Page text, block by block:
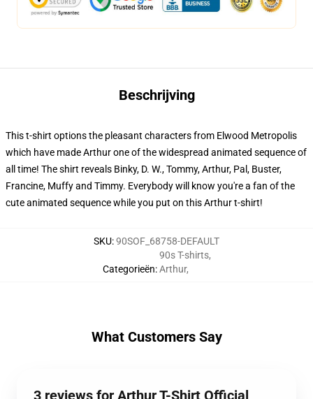
Beschrijving
This t-shirt options the pleasant characters from Elwood Metropolis
which have made Arthur one of the widespread animated sequence of
all time! The shirt reveals Binky, D. W., Tommy, Arthur, Pal, Buster,
Francine, Muffy and Timmy. Everybody will know you're a fan of the
cute animated sequence while you put on this Arthur t-shirt!
SKU:90SOF_68758-DEFAULT
Categorieën:
90s T-shirts,
Arthur,
What Customers Say
3 reviews for Arthur T-Shirt Official